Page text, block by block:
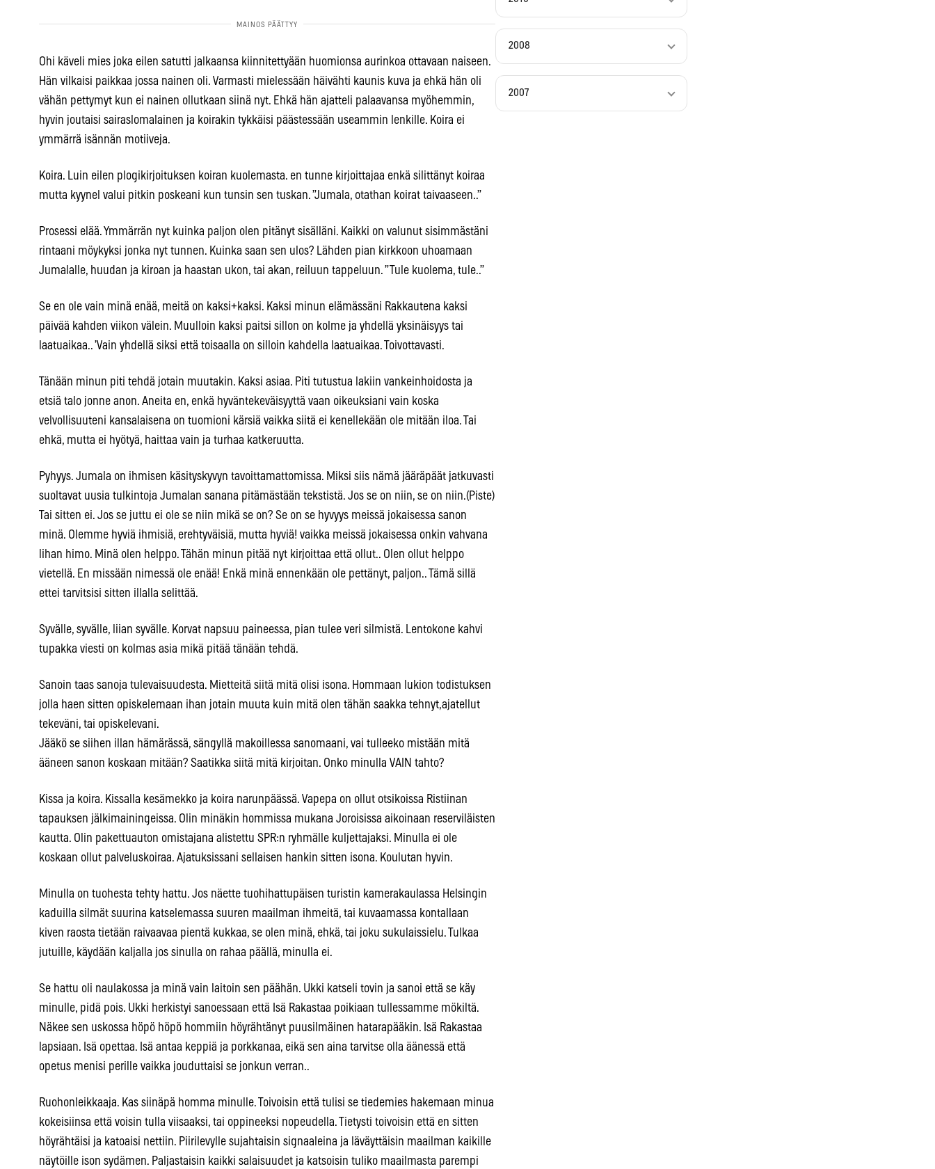
Ohi käveli mies joka eilen satutti jalkaansa kiinnitettyään huomionsa aurinkoa ottavaan naiseen.
Hän vilkaisi paikkaa jossa nainen oli. Varmasti mielessään häivähti kaunis kuva ja ehkä hän oli
vähän pettymyt kun ei nainen ollutkaan siinä nyt. Ehkä hän ajatteli palaavansa myöhemmin,
hyvin joutaisi sairaslomalainen ja koirakin tykkäisi päästessään useammin lenkille. Koira ei
ymmärrä isännän motiiveja.
Koira. Luin eilen plogikirjoituksen koiran kuolemasta. en tunne kirjoittajaa enkä silittänyt koiraa
mutta kyynel valui pitkin poskeani kun tunsin sen tuskan. ”Jumala, otathan koirat taivaaseen..”
Prosessi elää. Ymmärrän nyt kuinka paljon olen pitänyt sisälläni. Kaikki on valunut sisimmästäni
rintaani möykyksi jonka nyt tunnen. Kuinka saan sen ulos? Lähden pian kirkkoon uhoamaan
Jumalalle, huudan ja kiroan ja haastan ukon, tai akan, reiluun tappeluun. ”Tule kuolema, tule..”
Se en ole vain minä enää, meitä on kaksi+kaksi. Kaksi minun elämässäni Rakkautena kaksi
päivää kahden viikon välein. Muulloin kaksi paitsi sillon on kolme ja yhdellä yksinäisyys tai
laatuaikaa.. ’Vain yhdellä siksi että toisaalla on silloin kahdella laatuaikaa. Toivottavasti.
Tänään minun piti tehdä jotain muutakin. Kaksi asiaa. Piti tutustua lakiin vankeinhoidosta ja
etsiä talo jonne anon. Aneita en, enkä hyväntekeväisyyttä vaan oikeuksiani vain koska
velvollisuuteni kansalaisena on tuomioni kärsiä vaikka siitä ei kenellekään ole mitään iloa. Tai
ehkä, mutta ei hyötyä, haittaa vain ja turhaa katkeruutta.
Pyhyys. Jumala on ihmisen käsityskyvyn tavoittamattomissa. Miksi siis nämä jääräpäät jatkuvasti
suoltavat uusia tulkintoja Jumalan sanana pitämästään tekstistä. Jos se on niin, se on niin.(Piste)
Tai sitten ei. Jos se juttu ei ole se niin mikä se on? Se on se hyvyys meissä jokaisessa sanon
minä. Olemme hyviä ihmisiä, erehtyväisiä, mutta hyviä! vaikka meissä jokaisessa onkin vahvana
lihan himo. Minä olen helppo. Tähän minun pitää nyt kirjoittaa että ollut.. Olen ollut helppo
vietellä. En missään nimessä ole enää! Enkä minä ennenkään ole pettänyt, paljon.. Tämä sillä
ettei tarvitsisi sitten illalla selittää.
Syvälle, syvälle, liian syvälle. Korvat napsuu paineessa, pian tulee veri silmistä. Lentokone kahvi
tupakka viesti on kolmas asia mikä pitää tänään tehdä.
Sanoin taas sanoja tulevaisuudesta. Mietteitä siitä mitä olisi isona. Hommaan lukion todistuksen
jolla haen sitten opiskelemaan ihan jotain muuta kuin mitä olen tähän saakka tehnyt,ajatellut
tekeväni, tai opiskelevani.
Jääkö se siihen illan hämärässä, sängyllä makoillessa sanomaani, vai tulleeko mistään mitä
ääneen sanon koskaan mitään? Saatikka siitä mitä kirjoitan. Onko minulla VAIN tahto?
Kissa ja koira. Kissalla kesämekko ja koira narunpäässä. Vapepa on ollut otsikoissa Ristiinan
tapauksen jälkimainingeissa. Olin minäkin hommissa mukana Joroisissa aikoinaan reserviläisten
kautta. Olin pakettuauton omistajana alistettu SPR:n ryhmälle kuljettajaksi. Minulla ei ole
koskaan ollut palveluskoiraa. Ajatuksissani sellaisen hankin sitten isona. Koulutan hyvin.
Minulla on tuohesta tehty hattu. Jos näette tuohihattupäisen turistin kamerakaulassa Helsingin
kaduilla silmät suurina katselemassa suuren maailman ihmeitä, tai kuvaamassa kontallaan
kiven raosta tietään raivaavaa pientä kukkaa, se olen minä, ehkä, tai joku sukulaissielu. Tulkaa
jutuille, käydään kaljalla jos sinulla on rahaa päällä, minulla ei.
Se hattu oli naulakossa ja minä vain laitoin sen päähän. Ukki katseli tovin ja sanoi että se käy
minulle, pidä pois. Ukki herkistyi sanoessaan että Isä Rakastaa poikiaan tullessamme mökiltä.
Näkee sen uskossa höpö höpö hommiin höyrähtänyt puusilmäinen hatarapääkin. Isä Rakastaa
lapsiaan. Isä opettaa. Isä antaa keppiä ja porkkanaa, eikä sen aina tarvitse olla äänessä että
opetus menisi perille vaikka jouduttaisi se jonkun verran..
Ruohonleikkaaja. Kas siinäpä homma minulle. Toivoisin että tulisi se tiedemies hakemaan minua
kokeisiinsa että voisin tulla viisaaksi, tai oppineeksi nopeudella. Tietysti toivoisin että en sitten
höyrähtäisi ja katoaisi nettiin. Piirilevylle sujahtaisin signaaleina ja läväyttäisin maailman kaikille
näytöille ison sydämen. Paljastaisin kaikki salaisuudet ja katsoisin tuliko maailmasta parempi
2008
2007